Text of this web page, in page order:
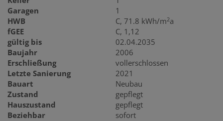
Garagen
1
HWB
C, 71.8 kWh/m2a
fGEE
C, 1,12
gültig bis
02.04.2035
Baujahr
2006
Erschließung
vollerschlossen
Letzte Sanierung
2021
Bauart
Neubau
Zustand
gepflegt
Hauszustand
gepflegt
Beziehbar
sofort